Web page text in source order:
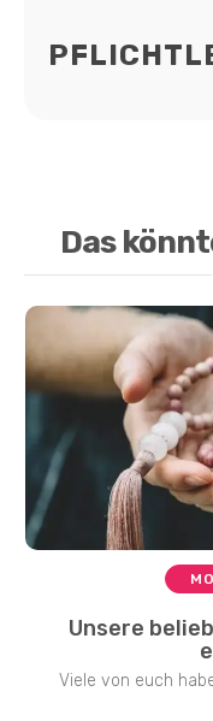
Das
Unsere
Viele von euch